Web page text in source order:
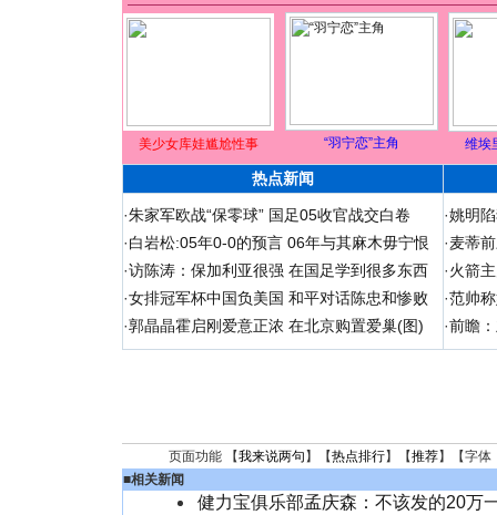
美少女库娃尴尬性事 “羽宁恋”主角 维埃
热点新闻
·朱家军欧战“保零球” 国足05收官战交白卷
·白岩松:05年0-0的预言 06年与其麻木毋宁恨
·访陈涛：保加利亚很强 在国足学到很多东西
·女排冠军杯中国负美国 和平对话陈忠和惨败
·郭晶晶霍启刚爱意正浓 在北京购置爱巢(图)
·姚明
·麦蒂
·火箭
·范帅
·前瞻
页面功能 【我来说两句 】【热点排行】【推荐】【字体
■相关新闻
健力宝俱乐部孟庆森：不该发的20万